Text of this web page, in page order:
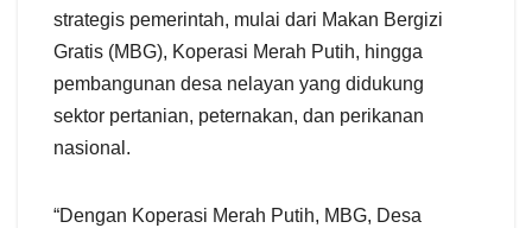
strategis pemerintah, mulai dari Makan Bergizi
Gratis (MBG), Koperasi Merah Putih, hingga
pembangunan desa nelayan yang didukung
sektor pertanian, peternakan, dan perikanan
nasional.
“Dengan Koperasi Merah Putih, MBG, Desa